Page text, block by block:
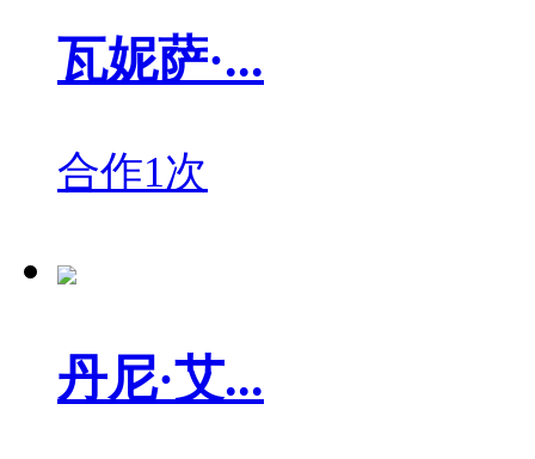
瓦妮萨·...
合作1次
丹尼·艾...